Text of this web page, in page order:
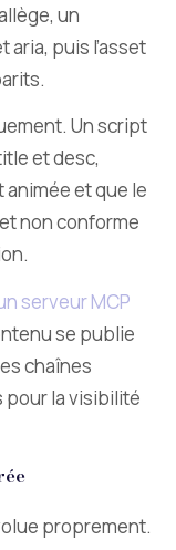
un
puis l’asset
Un script
et desc,
animée et que le
non conforme
serveur MCP
se publie
chaînes
pour la visibilité
proprement.